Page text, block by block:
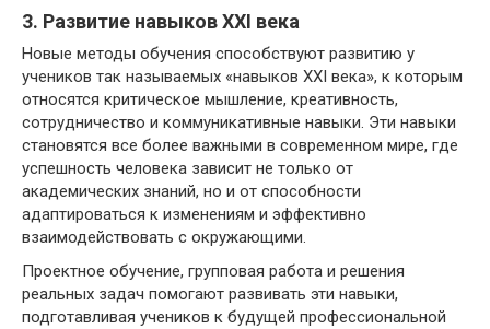
3. Развитие навыков XXI века
Новые методы обучения способствуют развитию у
учеников так называемых «навыков XXI века», к которым
относятся критическое мышление, креативность,
сотрудничество и коммуникативные навыки. Эти навыки
становятся все более важными в современном мире, где
успешность человека зависит не только от
академических знаний, но и от способности
адаптироваться к изменениям и эффективно
взаимодействовать с окружающими.
Проектное обучение, групповая работа и решения
реальных задач помогают развивать эти навыки,
подготавливая учеников к будущей профессиональной